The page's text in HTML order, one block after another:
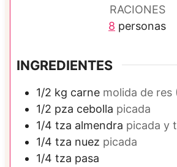
RACIONES
8 personas
INGREDIENTES
1/2 kg carne molida de res
1/2 pza cebolla picada
1/4 tza almendra picada y
1/4 tza nuez picada
1/4 tza pasa